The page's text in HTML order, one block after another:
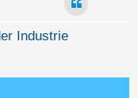
Industrie